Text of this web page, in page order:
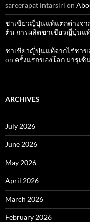
sareerapat intarsiri on
ชาเขียวญี่ปุ่นแท้แตกต่างจา
ต้น การผลิตชาเขียวญี่ปุ่นแ
ชาเขียวญี่ปุ่นแท้จากไร่ชาข
on ครั้งแรกของโลก มารุเ
ARCHIVES
July 2026
June 2026
May 2026
April 2026
March 2026
February 2026